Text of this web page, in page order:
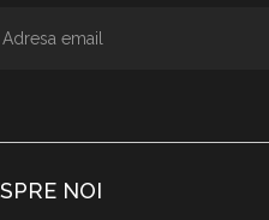
NOI